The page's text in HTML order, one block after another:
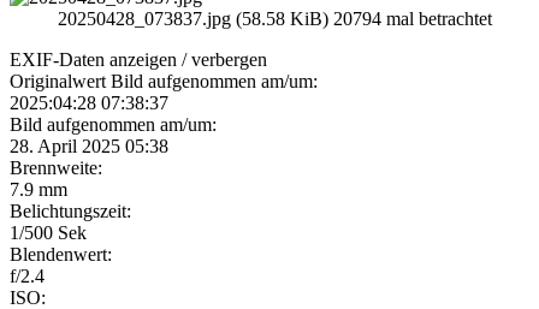
20250428_073837.jpg (58.58 KiB) 20794 mal betrachtet
EXIF-Daten anzeigen / verbergen
Originalwert Bild aufgenommen am/um:
2025:04:28 07:38:37
Bild aufgenommen am/um:
28. April 2025 05:38
Brennweite:
7.9 mm
Belichtungszeit:
1/500 Sek
Blendenwert:
f/2.4
ISO: